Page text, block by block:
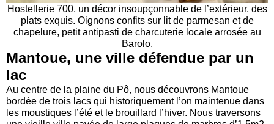
Hostellerie 700, un décor insoupçonnable de l’extérieur, des
plats exquis. Oignons confits sur lit de parmesan et de
chapelure, petit antipasti de charcuterie locale arrosée au
Barolo.
Mantoue, une ville défendue par un
lac
Au centre de la plaine du Pô, nous découvrons Mantoue
bordée de trois lacs qui historiquement l’on maintenue dans
les moustiques l’été et le brouillard l’hiver. Nous traversons